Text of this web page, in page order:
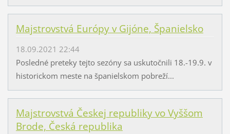
Majstrovstvá Európy v Gijóne, Španielsko
18.09.2021 22:44
Posledné preteky tejto sezóny sa uskutočnili 18.-19.9. v
historickom meste na španielskom pobreží...
Majstrovstvá Českej republiky vo Vyššom
Brode, Česká republika